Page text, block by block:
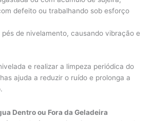
defeito ou trabalhando sob esforço
pés de nivelamento, causando vibração e
e realizar a limpeza periódica do
ajuda a reduzir o ruído e prolonga a
Dentro ou Fora da Geladeira